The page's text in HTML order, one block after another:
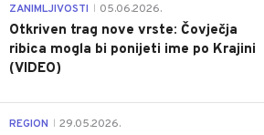
ZANIMLJIVOSTI 05.06.2026.
Otkriven trag nove vrste: Čovječja
ribica mogla bi ponijeti ime po Krajini
(VIDEO)
REGION 29.05.2026.